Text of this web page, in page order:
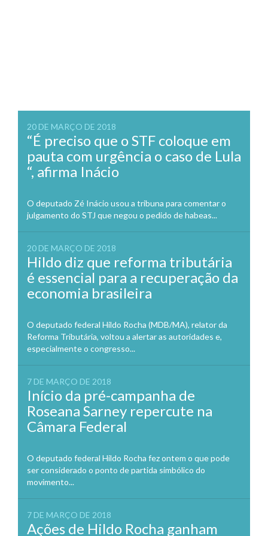
20 DE MARÇO DE 2018
“É preciso que o STF coloque em
pauta com urgência o caso de Lula
“, afirma Inácio
O deputado Zé Inácio usou a tribuna para comentar o
julgamento do STJ que negou o pedido de habeas...
20 DE MARÇO DE 2018
Hildo diz que reforma tributária
é essencial para a recuperação da
economia brasileira
O deputado federal Hildo Rocha (MDB/MA), relator da
Reforma Tributária, voltou a alertar as autoridades e,
especialmente o congresso...
7 DE MARÇO DE 2018
Início da pré-campanha de
Roseana Sarney repercute na
Câmara Federal
O deputado federal Hildo Rocha fez ontem o que pode
ser considerado o ponto de partida simbólico do
movimento...
7 DE MARÇO DE 2018
Ações de Hildo Rocha ganham